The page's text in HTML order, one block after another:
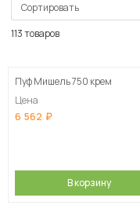
Сортировать
Сначала дорогие
113 товаров
Пуф Мишель 750 крем
Цена
6 562
В корзину